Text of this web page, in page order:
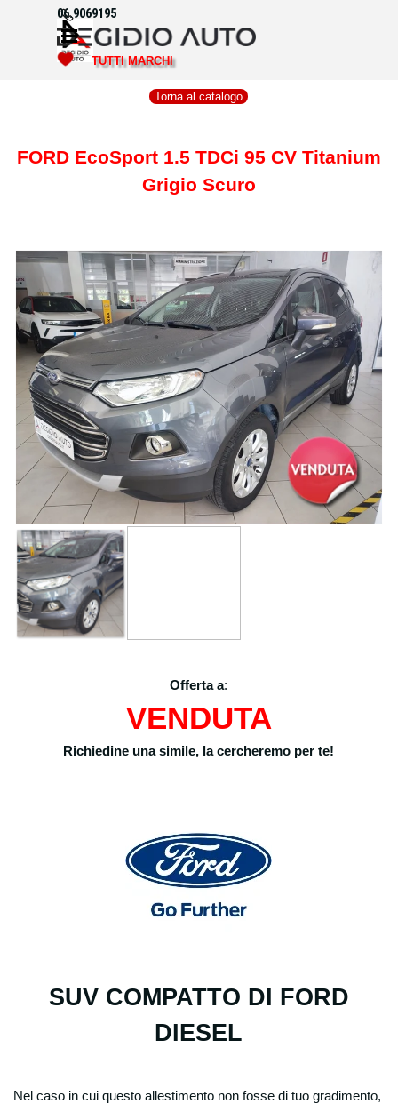
Vai ai contenuti
Salta menù
06.9069195
TUTTI MARCHI
Torna al catalogo
FORD EcoSport 1.5 TDCi 95 CV Titanium
Grigio Scuro
Offerta a:
VENDUTA
Richiedine una simile, la cercheremo per te!
SUV COMPATTO DI FORD
DIESEL
Nel caso in cui questo allestimento non fosse di tuo gradimento,